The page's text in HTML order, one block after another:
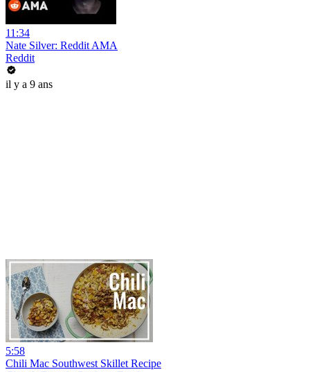
11:34
Nate Silver: Reddit AMA
Reddit
il y a 9 ans
5:58
Chili Mac Southwest Skillet Recipe